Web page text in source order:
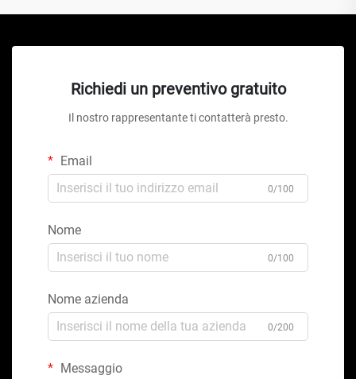
Richiedi un preventivo gratuito
Il nostro rappresentante ti contatterà presto.
Email
0/100
Nome
0/100
Nome azienda
0/200
Messaggio